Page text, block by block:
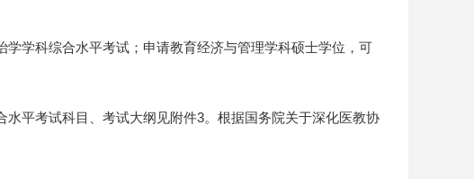
学科综合水平考试；申请教育经济与管理学科硕士学位，可
平考试科目、考试大纲见附件3。根据国务院关于深化医教协